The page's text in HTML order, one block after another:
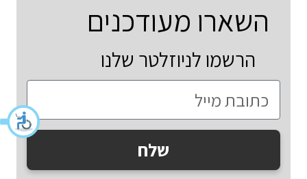
השארו מעודכנים
הרשמו לניוזלטר שלנו
שלח